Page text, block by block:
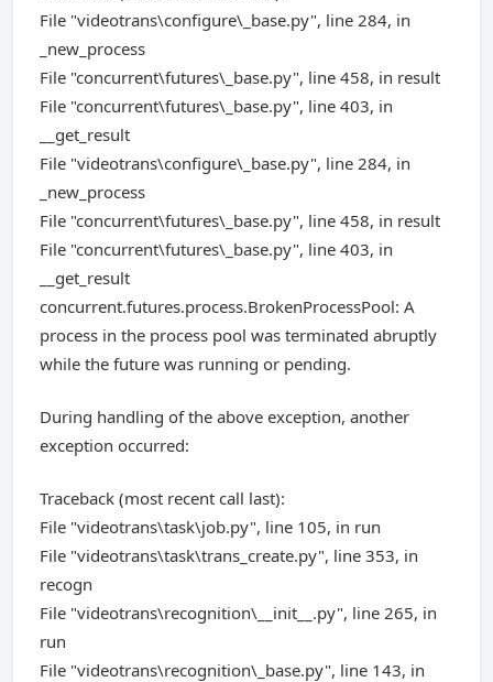
File "videotrans\configure\_base.py", line 284, in
_new_process
File "concurrent\futures\_base.py", line 458, in result
File "concurrent\futures\_base.py", line 403, in
__get_result
File "videotrans\configure\_base.py", line 284, in
_new_process
File "concurrent\futures\_base.py", line 458, in result
File "concurrent\futures\_base.py", line 403, in
__get_result
concurrent.futures.process.BrokenProcessPool: A
process in the process pool was terminated abruptly
while the future was running or pending.
During handling of the above exception, another
exception occurred:
Traceback (most recent call last):
File "videotrans\task\job.py", line 105, in run
File "videotrans\task\trans_create.py", line 353, in
recogn
File "videotrans\recognition\__init__.py", line 265, in
run
File "videotrans\recognition\_base.py", line 143, in